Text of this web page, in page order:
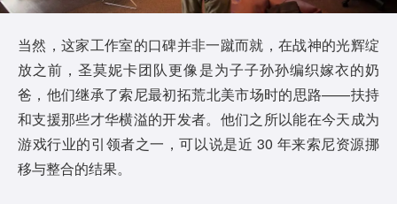
当然，这家工作室的口碑并非一蹴而就，在战神的光辉绽
放之前，圣莫妮卡团队更像是为子子孙孙编织嫁衣的奶
爸，他们继承了索尼最初拓荒北美市场时的思路——扶持
和支援那些才华横溢的开发者。他们之所以能在今天成为
游戏行业的引领者之一，可以说是近 30 年来索尼资源挪
移与整合的结果。